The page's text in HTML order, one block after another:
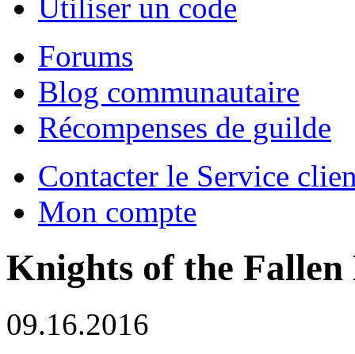
Utiliser un code
Forums
Blog communautaire
Récompenses de guilde
Contacter le Service
Mon compte
Knights of the
09.16.2016